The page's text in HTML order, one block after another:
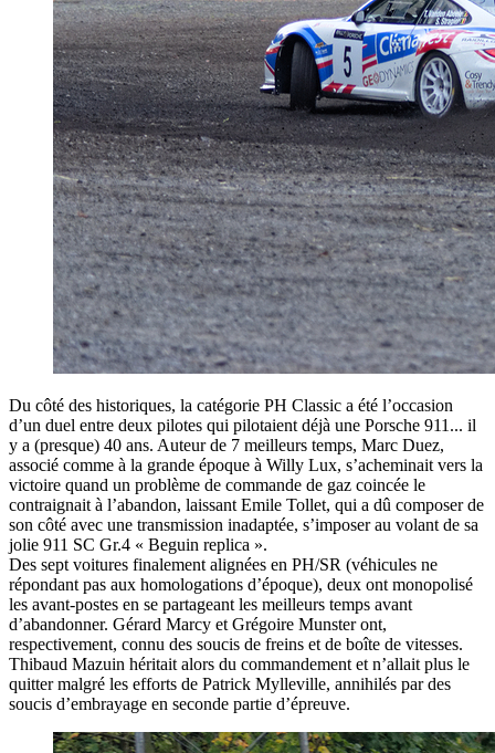
Du côté des historiques, la catégorie PH Classic a été l’occasion
d’un duel entre deux pilotes qui pilotaient déjà une Porsche 911... il
y a (presque) 40 ans. Auteur de 7 meilleurs temps, Marc Duez,
associé comme à la grande époque à Willy Lux, s’acheminait vers la
victoire quand un problème de commande de gaz coincée le
contraignait à l’abandon, laissant Emile Tollet, qui a dû composer de
son côté avec une transmission inadaptée, s’imposer au volant de sa
jolie 911 SC Gr.4 « Beguin replica ».
Des sept voitures finalement alignées en PH/SR (véhicules ne
répondant pas aux homologations d’époque), deux ont monopolisé
les avant-postes en se partageant les meilleurs temps avant
d’abandonner. Gérard Marcy et Grégoire Munster ont,
respectivement, connu des soucis de freins et de boîte de vitesses.
Thibaud Mazuin héritait alors du commandement et n’allait plus le
quitter malgré les efforts de Patrick Mylleville, annihilés par des
soucis d’embrayage en seconde partie d’épreuve.